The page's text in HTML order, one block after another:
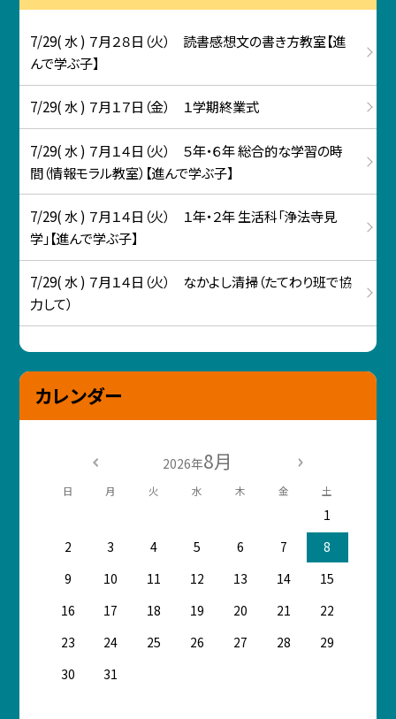
7/29( 水 ) ７月２８日（火） 読書感想文の書き方教室【進
んで学ぶ子】
7/29( 水 ) ７月１７日（金） １学期終業式
7/29( 水 ) ７月１４日（火） ５年・６年 総合的な学習の時
間（情報モラル教室）【進んで学ぶ子】
7/29( 水 ) ７月１４日（火） １年・２年 生活科「浄法寺見
学」【進んで学ぶ子】
7/29( 水 ) ７月１４日（火） なかよし清掃（たてわり班で協
力して）
カレンダー
2026年8月
日 月 火 水 木 金 土
1
2
3 4 5 6 7
8
9
10 11 12 13 14
15
16
17 18 19 20 21
22
23
24 25 26 27 28
29
30
31